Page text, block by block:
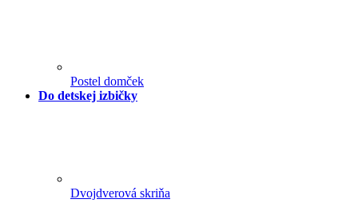
Postel domček
Do detskej izbičky
Dvojdverová skriňa